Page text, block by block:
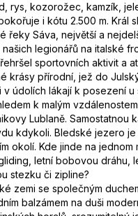
rys, kozorožec, kamzík,
i kótu 2.500 m. Král
řeky Sáva, největší a
legionářů na italské
sportovních aktivit a
krásy přírodní, jež do
údolích lákají k posezení
k malým
Lublaně. Samostatnou
kdykoli. Bledské jezero
okolí. Kde jinde na
letní bobovou dráhu,
stezku či zipline?
zemi se společným
balzámem na duši